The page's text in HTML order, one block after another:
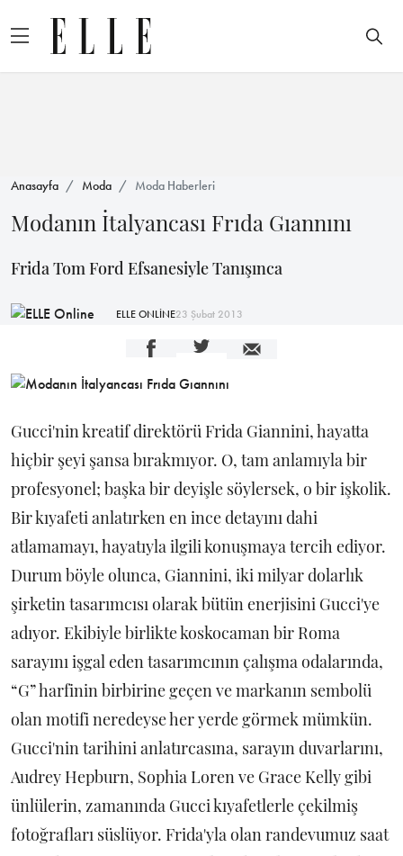
Anasayfa Moda Moda Haberleri
Modanın İtalyancası Frıda Gıannını
Frida Tom Ford Efsanesiyle Tanışınca
ELLE ONLİNE23 Şubat 2013
Gucci'nin kreatif direktörü Frida Giannini, hayatta
hiçbir şeyi şansa bırakmıyor. O, tam anlamıyla bir
profesyonel; başka bir deyişle söylersek, o bir işkolik.
Bir kıyafeti anlatırken en ince detayını dahi
atlamamayı, hayatıyla ilgili konuşmaya tercih ediyor.
Durum böyle olunca, Giannini, iki milyar dolarlık
şirketin tasarımcısı olarak bütün enerjisini Gucci'ye
adıyor. Ekibiyle birlikte koskocaman bir Roma
sarayını işgal eden tasarımcının çalışma odalarında,
“G” harfinin birbirine geçen ve markanın sembolü
olan motifi neredeyse her yerde görmek mümkün.
Gucci'nin tarihini anlatırcasına, sarayın duvarlarını,
Audrey Hepburn, Sophia Loren ve Grace Kelly gibi
ünlülerin, zamanında Gucci kıyafetlerle çekilmiş
fotoğrafları süslüyor. Frida'yla olan randevumuz saat